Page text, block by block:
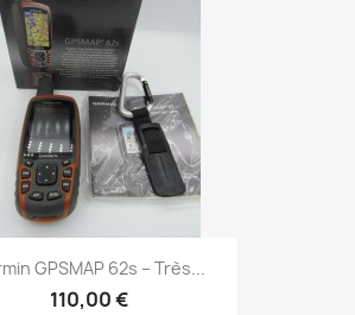
Aperçu rapide
GPSMAP 62s – Très...
110,00 €